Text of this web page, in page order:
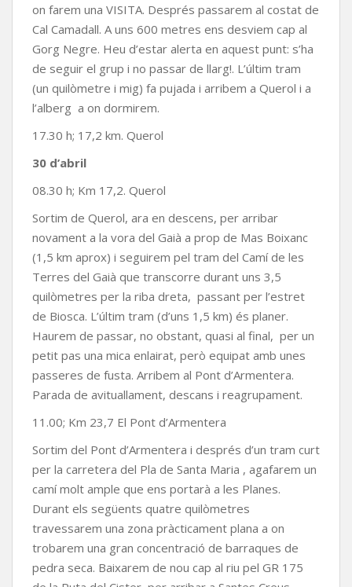
on farem una VISITA. Després passarem al costat de
Cal Camadall. A uns 600 metres ens desviem cap al
Gorg Negre. Heu d’estar alerta en aquest punt: s’ha
de seguir el grup i no passar de llarg!. L’últim tram
(un quilòmetre i mig) fa pujada i arribem a Querol i a
l’alberg a on dormirem.
17.30 h; 17,2 km. Querol
30 d’abril
08.30 h; Km 17,2. Querol
Sortim de Querol, ara en descens, per arribar
novament a la vora del Gaià a prop de Mas Boixanc
(1,5 km aprox) i seguirem pel tram del Camí de les
Terres del Gaià que transcorre durant uns 3,5
quilòmetres per la riba dreta, passant per l’estret
de Biosca. L’últim tram (d’uns 1,5 km) és planer.
Haurem de passar, no obstant, quasi al final, per un
petit pas una mica enlairat, però equipat amb unes
passeres de fusta. Arribem al Pont d’Armentera.
Parada de avituallament, descans i reagrupament.
11.00; Km 23,7 El Pont d’Armentera
Sortim del Pont d’Armentera i després d’un tram curt
per la carretera del Pla de Santa Maria , agafarem un
camí molt ample que ens portarà a les Planes.
Durant els següents quatre quilòmetres
travessarem una zona pràcticament plana a on
trobarem una gran concentració de barraques de
pedra seca. Baixarem de nou cap al riu pel GR 175